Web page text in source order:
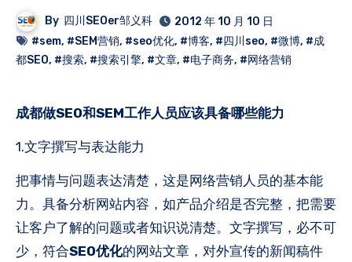
By 四川SEOer邹义科
2012 年 10 月 10 日
#sem, #SEM营销, #seo优化, #博客, #四川seo, #微博, #成
都SEO, #搜索, #搜索引擎, #文章, #电子商务, #网络营销
成都做SEO和SEM工作人员应该具备哪些能力
1.文字撰写与表达能力
把事情与问题表达清楚，这是网络营销人员的基本能
力。具备分析网站内容，如产品介绍是否完整，把需要
让客户了解的问题或者知识说清楚。文字撰写，必不可
少，符合SEO优化的网站文章，对外宣传的新闻稿件